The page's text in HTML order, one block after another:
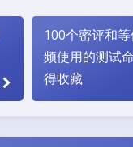
100个密评和
频使用的测试
得收藏